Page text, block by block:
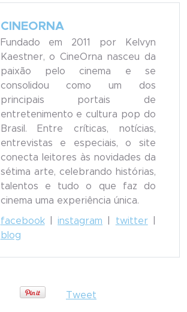
CINEORNA
Fundado em 2011 por Kelvyn
Kaestner, o CineOrna nasceu da
paixão pelo cinema e se
consolidou como um dos
principais portais de
entretenimento e cultura pop do
Brasil. Entre críticas, notícias,
entrevistas e especiais, o site
conecta leitores às novidades da
sétima arte, celebrando histórias,
talentos e tudo o que faz do
cinema uma experiência única.
facebook|instagram twitter|
blog
Tweet